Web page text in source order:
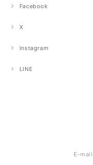
Facebook
X
Instagram
LINE
E-mail